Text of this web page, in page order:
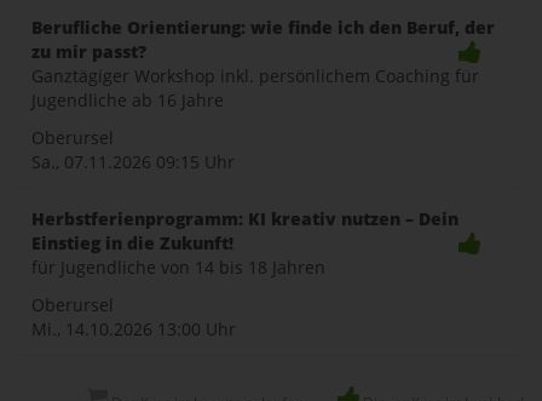
Berufliche Orientierung: wie finde ich den Beruf, der
zu mir passt?
Ganztägiger Workshop inkl. persönlichem Coaching für
Jugendliche ab 16 Jahre
Oberursel
Sa., 07.11.2026 09:15 Uhr
Herbstferienprogramm: KI kreativ nutzen – Dein
Einstieg in die Zukunft!
für Jugendliche von 14 bis 18 Jahren
Oberursel
Mi., 14.10.2026 13:00 Uhr